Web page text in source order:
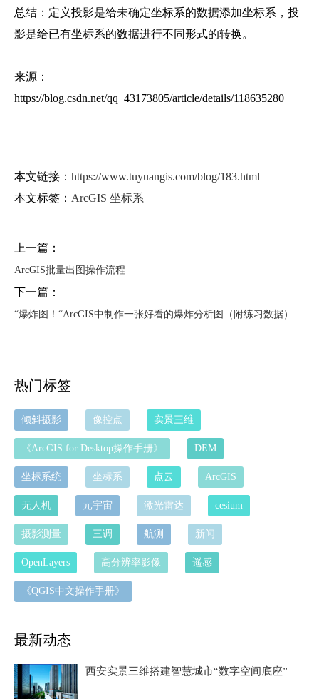
总结：定义投影是给未确定坐标系的数据添加坐标系，投
影是给已有坐标系的数据进行不同形式的转换。
来源：
https://blog.csdn.net/qq_43173805/article/details/118635280
本文链接： https://www.tuyuangis.com/blog/183.html
本文标签： ArcGIS 坐标系
上一篇：
ArcGIS批量出图操作流程
下一篇：
“爆炸图！“ArcGIS中制作一张好看的爆炸分析图（附练习数据）
热门标签
倾斜摄影 像控点 实景三维
《ArcGIS for Desktop操作手册》 DEM
坐标系统 坐标系 点云 ArcGIS
无人机 元宇宙 激光雷达 cesium
摄影测量 三调 航测 新闻
OpenLayers 高分辨率影像 遥感
《QGIS中文操作手册》
最新动态
西安实景三维搭建智慧城市“数字空间底座”